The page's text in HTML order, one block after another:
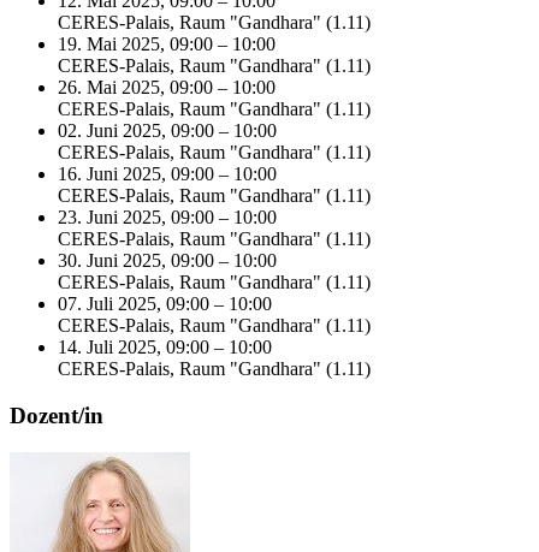
CERES-Palais, Raum "Gandhara" (1.11)
19. Mai 2025, 09:00 – 10:00
CERES-Palais, Raum "Gandhara" (1.11)
26. Mai 2025, 09:00 – 10:00
CERES-Palais, Raum "Gandhara" (1.11)
02. Juni 2025, 09:00 – 10:00
CERES-Palais, Raum "Gandhara" (1.11)
16. Juni 2025, 09:00 – 10:00
CERES-Palais, Raum "Gandhara" (1.11)
23. Juni 2025, 09:00 – 10:00
CERES-Palais, Raum "Gandhara" (1.11)
30. Juni 2025, 09:00 – 10:00
CERES-Palais, Raum "Gandhara" (1.11)
07. Juli 2025, 09:00 – 10:00
CERES-Palais, Raum "Gandhara" (1.11)
14. Juli 2025, 09:00 – 10:00
CERES-Palais, Raum "Gandhara" (1.11)
Dozent/in